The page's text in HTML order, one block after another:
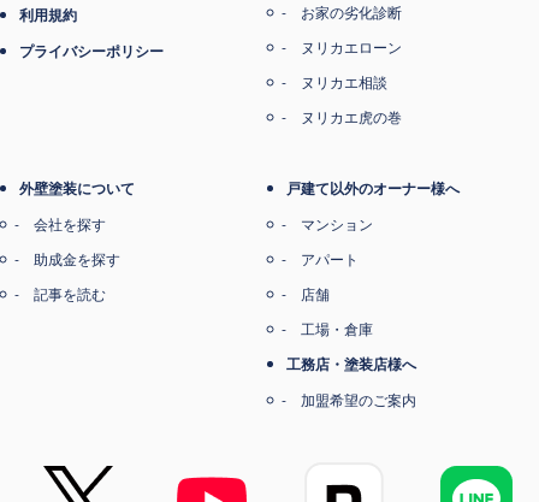
利用規約
プライバシーポリシー
お家の劣化診断
ヌリカエローン
ヌリカエ相談
ヌリカエ虎の巻
外壁塗装について
会社を探す
助成金を探す
記事を読む
戸建て以外のオーナー様へ
マンション
アパート
店舗
工場・倉庫
工務店・塗装店様へ
加盟希望のご案内